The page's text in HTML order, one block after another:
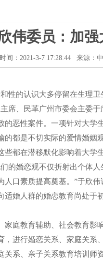
伟委员：加
时间：2021-3-7 17:28:44 来源：
的认识大多停留在生理卫
席、民革广州市委会主委
性案件。一项针对大学
的都是不切实际的爱情婚
都在潜移默化影响着大学生
婚恋观不仅折射出个体人
口素质提高奠基。”于欣伟
人群的婚恋教育尚处于
教育辅助、社会教育影
进行婚恋关系、家庭关系
、亲子关系教育培训师